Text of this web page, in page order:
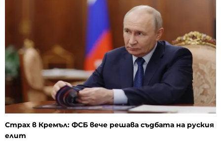
Страх в Кремъл: ФСБ вече решава съдбата на руския
елит